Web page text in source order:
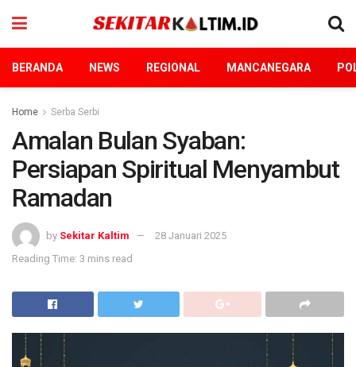
BERANDA NEWS REGIONAL MANCANEGARA
Home Serba Serbi
Amalan Bulan Syaban:
Persiapan Spiritual Menyambut
Ramadan
by Sekitar Kaltim
28 Januari 2025
Reading Time: 3 mins read